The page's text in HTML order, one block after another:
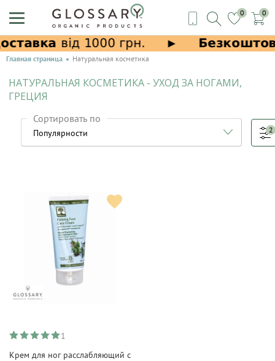
0 0
Главная страница Натуральная косметика
НАТУРАЛЬНАЯ КОСМЕТИКА - УХОД ЗА НОГАМИ,
ГРЕЦИЯ
Сортировать по
2
1
Крем для ног расслабляющий с